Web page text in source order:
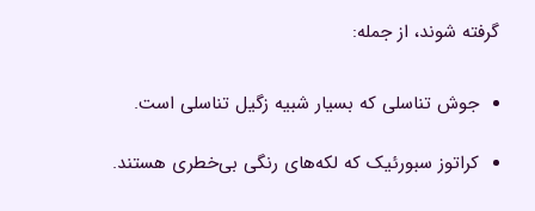
گرفته شوند، از جمله:
جوش تناسلی که بسیار شبیه زگیل تناسلی است.
کراتوز سبورئیک که لکه‌های رنگی بی‌خطری هستند.